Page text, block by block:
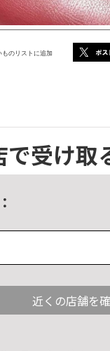
ものリストに追加
で受け取
近くの店舗を